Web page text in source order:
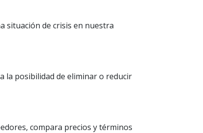
situación de crisis en nuestra
la posibilidad de eliminar o reducir
compara precios y términos